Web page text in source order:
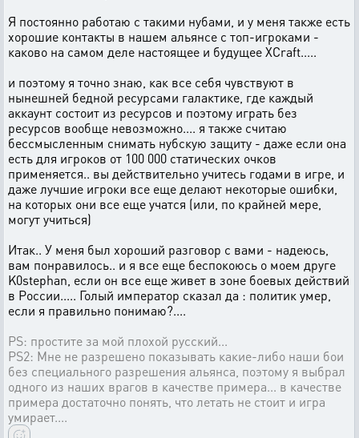
Я постоянно работаю с такими нубами, и у меня также есть
хорошие контакты в нашем альянсе с топ-игроками -
каково на самом деле настоящее и будущее XCraft.....
и поэтому я точно знаю, как все себя чувствуют в
нынешней бедной ресурсами галактике, где каждый
аккаунт состоит из ресурсов и поэтому играть без
ресурсов вообще невозможно.... я также считаю
бессмысленным снимать нубскую защиту - даже если она
есть для игроков от 100 000 статических очков
применяется.. вы действительно учитесь годами в игре, и
даже лучшие игроки все еще делают некоторые ошибки,
на которых они все еще учатся (или, по крайней мере,
могут учиться)
Итак.. У меня был хороший разговор с вами - надеюсь,
вам понравилось.. и я все еще беспокоюсь о моем друге
K0stephan, если он все еще живет в зоне боевых действий
в России..... Голый император сказал да : политик умер,
если я правильно понимаю?....
PS: простите за мой плохой русский...
PS2: Мне не разрешено показывать какие-либо наши бои
без специального разрешения альянса, поэтому я выбрал
одного из наших врагов в качестве примера... в качестве
примера достаточно понять, что летать не стоит и игра
умирает....